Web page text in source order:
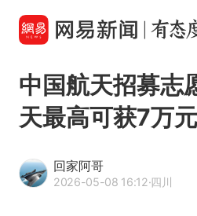
中国航天招募志
天最高可获7万元
回家阿哥
2026-05-08 16:12·四川